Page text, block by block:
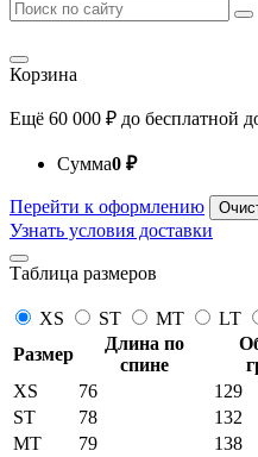
Корзина
Ещё 60 000 ₽ до бесплатной
Сумма0 ₽
Перейти к оформлению
Узнать условия доставки
Таблица размеров
XS ST MT LT
Размер
Длина по
спине
XS
76 129
ST
78 132
MT
79 138